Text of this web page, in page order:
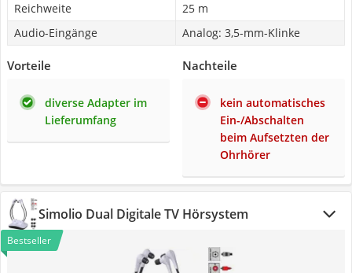
Reichweite
25 m
Audio-Eingänge
Analog: 3,5-mm-Klinke
Vorteile
diverse Adapter im
Lieferumfang
Nachteile
kein automatisches
Ein-/Abschalten
beim Aufsetzten der
Ohrhörer
Simolio Dual Digitale TV Hörsystem
Bestseller